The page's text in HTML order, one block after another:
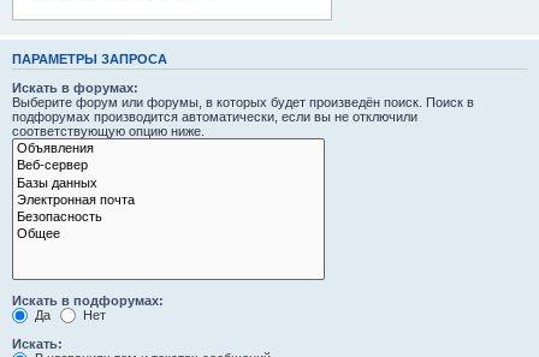
ПАРАМЕТРЫ ЗАПРОСА
Искать в форумах:
Выберите форум или форумы, в которых будет произведён поиск. Поиск в
подфорумах производится автоматически, если вы не отключили
соответствующую опцию ниже.
Искать в подфорумах:
Да
Нет
Искать: